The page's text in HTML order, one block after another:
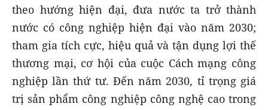
theo hướng hiện đại, đưa nước ta trở thành
nước có công nghiệp hiện đại vào năm 2030;
tham gia tích cực, hiệu quả và tận dụng lợi thế
thương mại, cơ hội của cuộc Cách mạng công
nghiệp lần thứ tư. Đến năm 2030, tỉ trọng giá
trị sản phẩm công nghiệp công nghệ cao trong